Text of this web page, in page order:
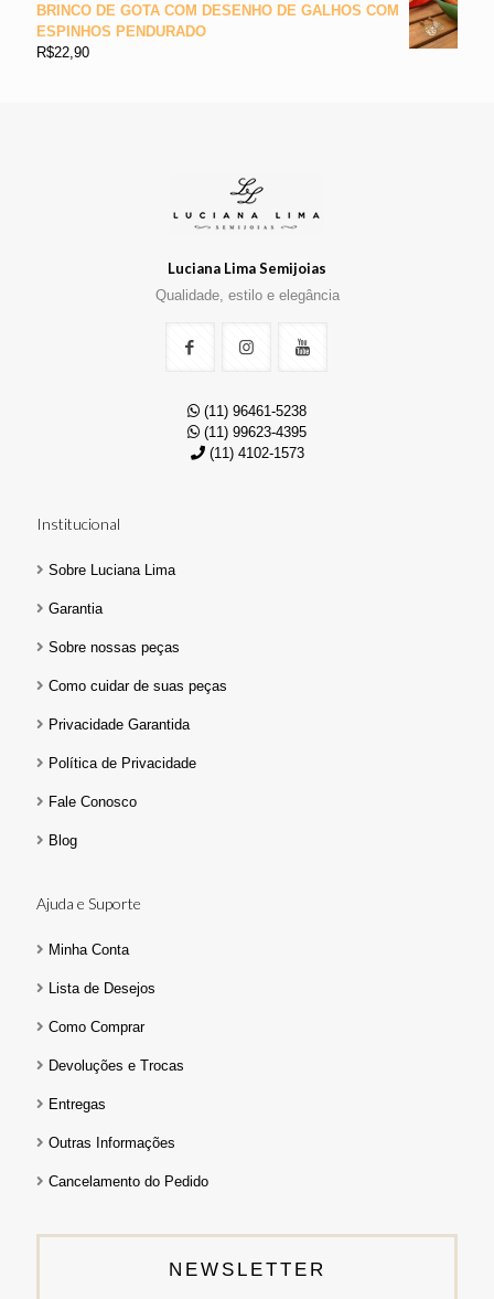
BRINCO DE GOTA COM DESENHO DE GALHOS COM
ESPINHOS PENDURADO
R$22,90
Luciana Lima Semijoias
Qualidade, estilo e elegância
(11) 96461-5238
(11) 99623-4395
(11) 4102-1573
Institucional
Sobre Luciana Lima
Garantia
Sobre nossas peças
Como cuidar de suas peças
Privacidade Garantida
Política de Privacidade
Fale Conosco
Blog
Ajuda e Suporte
Minha Conta
Lista de Desejos
Como Comprar
Devoluções e Trocas
Entregas
Outras Informações
Cancelamento do Pedido
NEWSLETTER